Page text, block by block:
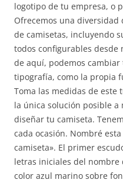
logotipo de tu empresa, o
Ofrecemos una
de camisetas, incluyendo
todos configurables
de aquí, podemos
tipografía, como la propia
Toma las medidas de este
la única solución posible a
diseñar tu camiseta.
cada ocasión. Nombré
camiseta». El primer
letras iniciales del nombre
color azul marino sobre